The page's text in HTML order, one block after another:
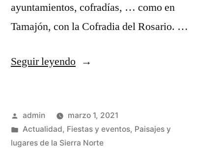
ayuntamientos, cofradías, … como en
Tamajón, con la Cofradia del Rosario. …
Seguir leyendo«El
la
Sierra
Publicado
por
admin
marzo 1, 2021
Publicado
en
Actualidad, Fiestas y eventos, Paisajes y
lugares de la Sierra Norte